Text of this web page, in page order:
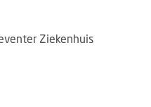
Ziekenhuis​